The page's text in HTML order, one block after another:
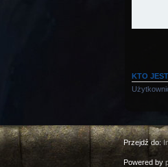
KTO
Przejdź do:
Powered by